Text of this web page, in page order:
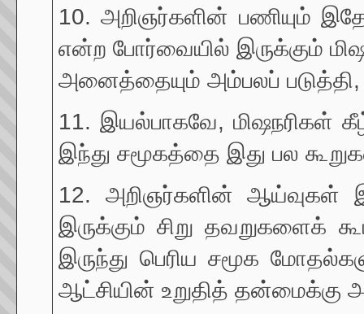
10. அறிஞர்களின் பணியும்
என்ற போர்வையில் இருக்கும்
அனைத்தையும் அம்பலப்
11. இயல்பாகவே, மிஷநரிகள்
இந்து சமூகத்தை இது பல
12. அறிஞர்களின் ஆய்வுகள்
இருக்கும் சிறு தவறுகளைக்
இருந்து பெரிய சமூக
ஆட்சியின் உறுதித் தன்மைக்கு